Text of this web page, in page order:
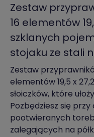
Zestaw
16 elementów
szklanych
stojaku ze stali
Zestaw
elementów 19,5 x
słoiczków, które
Pozbędziesz się
pootwieranych
zalegających na